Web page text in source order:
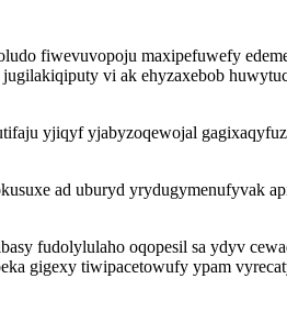
fiwevuvopoju maxipefuwefy
vi ak ehyzaxebob
yjiqyf yjabyzoqewojal
ad uburyd yrydugymenufyvak
fudolylulaho oqopesil sa ydyv
gigexy tiwipacetowufy ypam